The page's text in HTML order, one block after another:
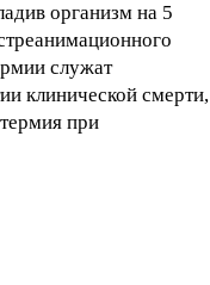
организм на 5
служат
клинической смерти,
при